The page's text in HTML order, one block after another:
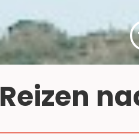
Reizen